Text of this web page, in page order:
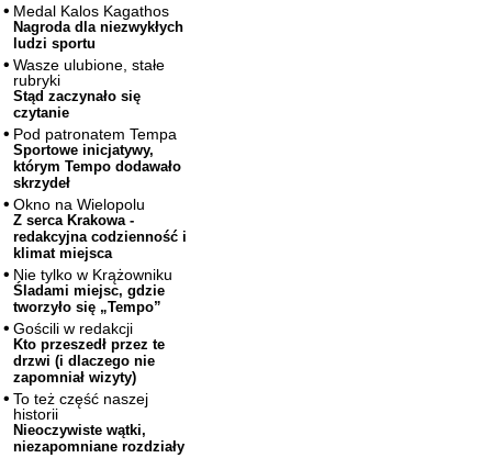
Medal Kalos Kagathos
Nagroda dla niezwykłych
ludzi sportu
Wasze ulubione, stałe
rubryki
Stąd zaczynało się
czytanie
Pod patronatem Tempa
Sportowe inicjatywy,
którym Tempo dodawało
skrzydeł
Okno na Wielopolu
Z serca Krakowa -
redakcyjna codzienność i
klimat miejsca
Nie tylko w Krążowniku
Śladami miejsc, gdzie
tworzyło się „Tempo”
Gościli w redakcji
Kto przeszedł przez te
drzwi (i dlaczego nie
zapomniał wizyty)
To też część naszej
historii
Nieoczywiste wątki,
niezapomniane rozdziały